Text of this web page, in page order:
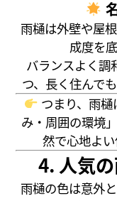
雨樋は外壁や屋
成度を
バランスよく調
つ、長く住んで
つまり、雨
み・周囲の環境
然で心地よ
4. 人気
雨樋の色は意外